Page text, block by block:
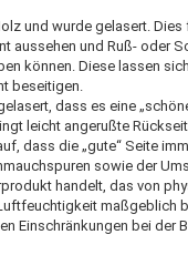
und wurde gelasert.
aussehen und Ruß- oder
können. Diese lassen
beseitigen.
dass es eine
leicht angerußte
dass die „gute“ Seite
sowie der
handelt, das von
maßgeblich
Einschränkungen bei der